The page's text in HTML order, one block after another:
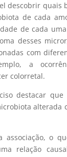
descobrir quais
de cada
de cada
desses
com
a
colorretal.
destacar
alterada
associação, o
relação